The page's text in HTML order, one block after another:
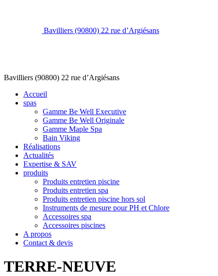
Bavilliers (90800) 22 rue d’Argiésans
Bavilliers (90800) 22 rue d’Argiésans
Accueil
spas
Gamme Be Well Executive
Gamme Be Well Originale
Gamme Maple Spa
Bain Viking
Réalisations
Actualités
Expertise & SAV
produits
Produits entretien piscine
Produits entretien spa
Produits entretien piscine hors sol
Instruments de mesure pour PH et Chlore
Accessoires spa
Accessoires piscines
A propos
Contact & devis
TERRE-NEUVE